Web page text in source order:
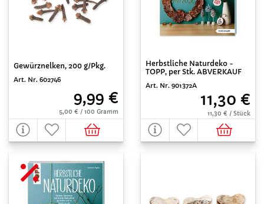
Gewürznelken, 200 g/Pkg.
Art. Nr. 602746
9,99 €
5,00 € / 100 Gramm
Herbstliche Naturdeko -
TOPP, per Stk. ABVERKAUF
Art. Nr. 901372A
11,30 €
11,30 € / Stück